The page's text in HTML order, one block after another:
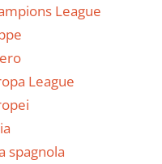
League
League
spagnola